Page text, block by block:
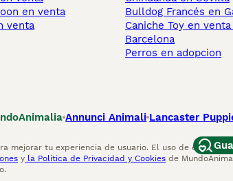
en venta
venta
Bulldog Francés en
Caniche Toy en
Barcelona
Perros en adopcion
Annunci Animali Lancaster
mejorar tu experiencia de usuario. El uso de este sitio
y la Política de Privacidad y Cookies de